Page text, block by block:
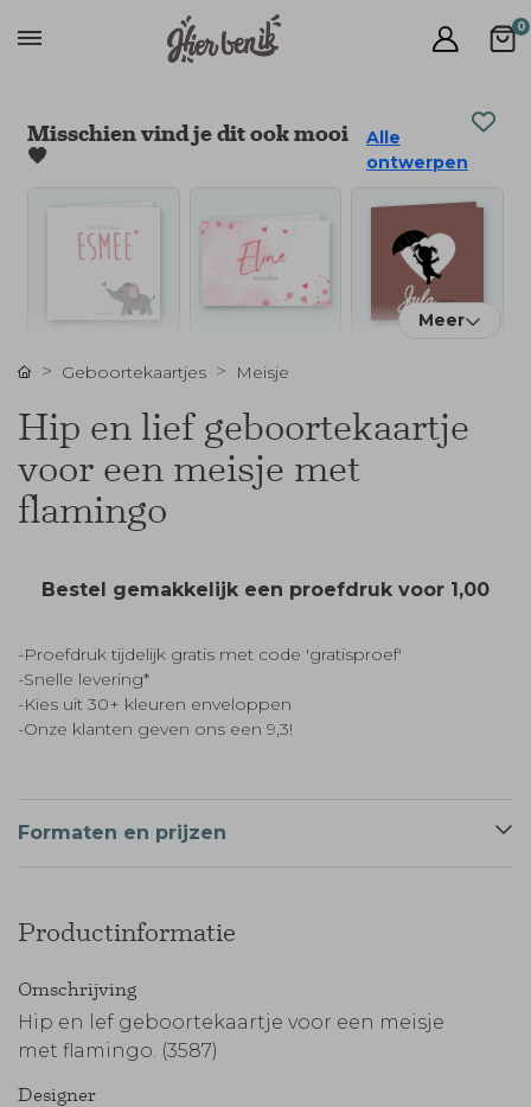
0
Misschien vind je dit ook mooi
🧡
Alle
ontwerpen
Meer
Geboortekaartjes Meisje
Hip en lief geboortekaartje
voor een meisje met
flamingo
Bestel gemakkelijk een proefdruk voor 1,00
-Proefdruk tijdelijk gratis met code 'gratisproef'
-Snelle levering*
-Kies uit 30+ kleuren enveloppen
-Onze klanten geven ons een 9,3!
Formaten en prijzen
Productinformatie
Omschrijving
Hip en lef geboortekaartje voor een meisje
met flamingo. (3587)
Designer